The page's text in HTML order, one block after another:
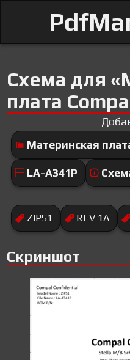
Схема для
плата
Материнская
LA-A341P
ZIPS1 REV 1A
Скриншот